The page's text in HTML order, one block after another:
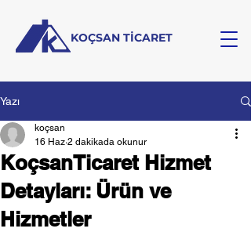
KOÇSAN TİCARET
Yazı
KoçsanTicaret Hizmet
Detayları: Ürün ve
Hizmetler
koçsan
16 Haz 2 dakikada okunur